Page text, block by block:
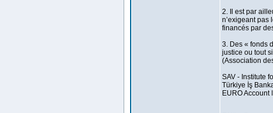
2. Il est par
n’exigeant pas
financés par
3. Des « fonds
justice ou tout
(Association
SAV - Institute
Türkiye İş
EURO